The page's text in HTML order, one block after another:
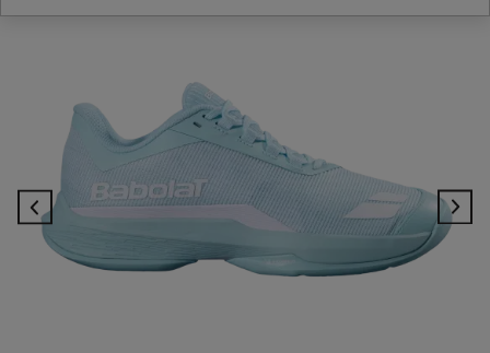
Previous